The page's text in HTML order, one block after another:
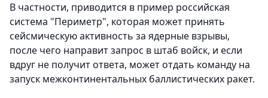
В частности, приводится в пример российская
система "Периметр", которая может принять
сейсмическую активность за ядерные взрывы,
после чего направит запрос в штаб войск, и если
вдруг не получит ответа, может отдать команду на
запуск межконтинентальных баллистических ракет.